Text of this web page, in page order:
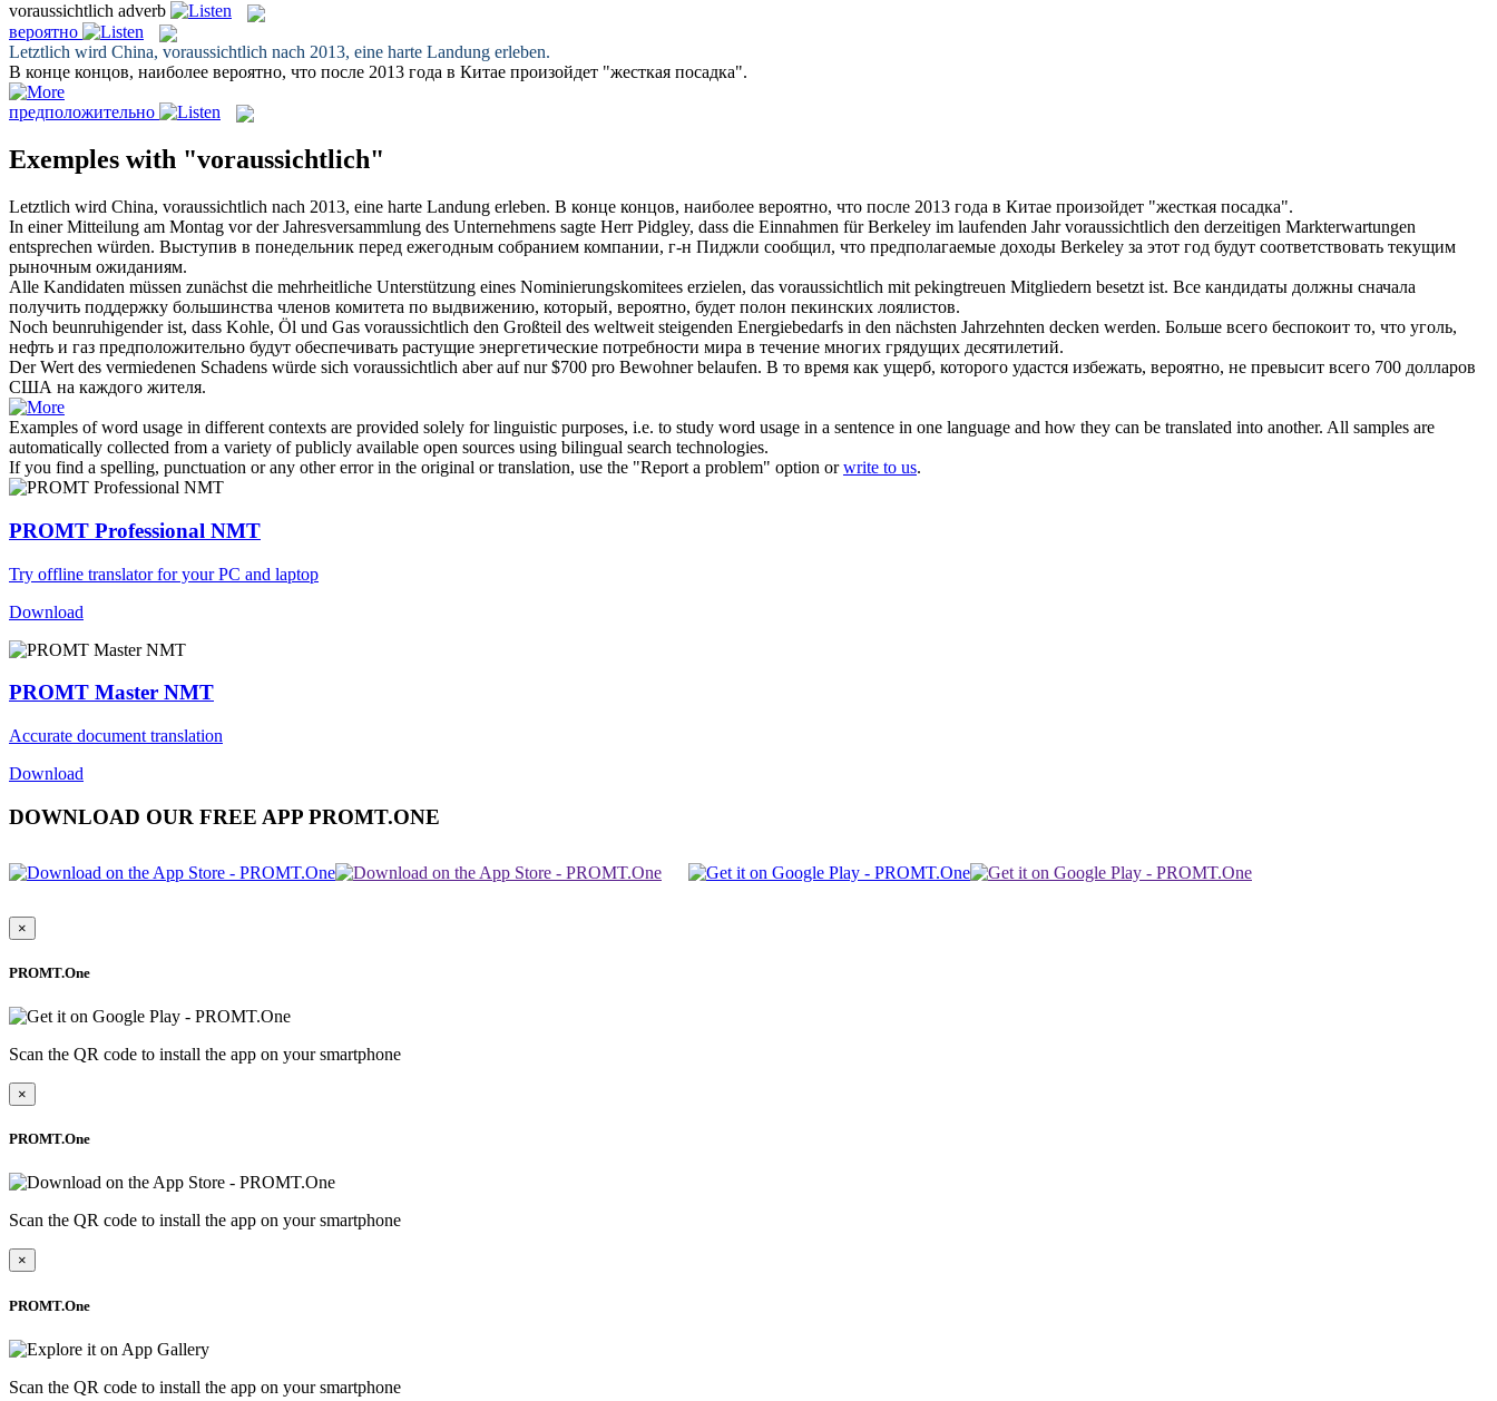
voraussichtlich adverb
вероятно
Letztlich wird China, voraussichtlich nach 2013, eine harte Landung erleben.
В конце концов, наиболее вероятно, что после 2013 года в Китае произойдет "жесткая посадка".
предположительно
Exemples with "voraussichtlich"
Letztlich wird China, voraussichtlich nach 2013, eine harte Landung erleben. В конце концов, наиболее вероятно, что после 2013 года в Китае произойдет "жесткая посадка".
In einer Mitteilung am Montag vor der Jahresversammlung des Unternehmens sagte Herr Pidgley, dass die Einnahmen für Berkeley im laufenden Jahrvoraussichtlich den derzeitigen Markterwartungen
entsprechen würden. Выступив в понедельник перед ежегодным собранием компании, г-н Пиджли сообщил, что предполагаемые доходы Berkeley за этот год будут соответствовать текущим
рыночным ожиданиям.
Alle Kandidaten müssen zunächst die mehrheitliche Unterstützung eines Nominierungskomitees erzielen, das voraussichtlich mit pekingtreuen Mitgliedern besetzt ist. Все кандидаты должны сначала
получить поддержку большинства членов комитета по выдвижению, который, вероятно, будет полон пекинских лоялистов.
Noch beunruhigender ist, dass Kohle, Öl und Gas voraussichtlich den Großteil des weltweit steigenden Energiebedarfs in den nächsten Jahrzehnten decken werden. Больше всего беспокоит то, что уголь,
нефть и газ предположительно будут обеспечивать растущие энергетические потребности мира в течение многих грядущих десятилетий.
Der Wert des vermiedenen Schadens würde sich voraussichtlich aber auf nur $700 pro Bewohner belaufen. В то время как ущерб, которого удастся избежать, вероятно, не превысит всего 700 долларов
США на каждого жителя.
Examples of word usage in different contexts are provided solely for linguistic purposes, i.e. to study word usage in a sentence in one language and how they can be translated into another. All samples are
automatically collected from a variety of publicly available open sources using bilingual search technologies.
If you find a spelling, punctuation or any other error in the original or translation, use the "Report a problem" option orwrite to us.
PROMT Professional NMT
Try offline translator for your PC and laptop
Download
PROMT Master NMT
Accurate document translation
Download
DOWNLOAD OUR FREE APP PROMT.ONE
×
PROMT.One
Scan the QR code to install the app on your smartphone
×
PROMT.One
Scan the QR code to install the app on your smartphone
×
PROMT.One
Scan the QR code to install the app on your smartphone